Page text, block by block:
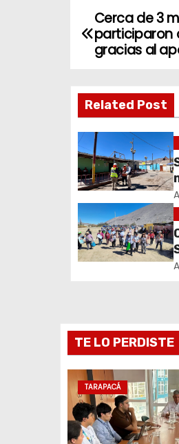
N
e
g
a
c
i
ó
e
e
n
t
Cerca de 3
participaron
gracias al
Related Post
TE LO PERDISTE
TARAPACÁ